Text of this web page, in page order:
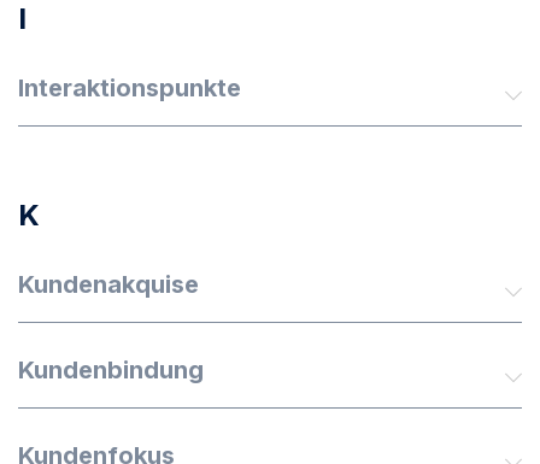
I
Interaktionspunkte
K
Kundenakquise
Kundenbindung
Kundenfokus